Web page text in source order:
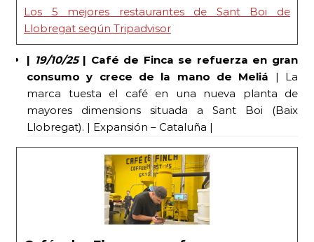
Los 5 mejores restaurantes de Sant Boi de
Llobregat según Tripadvisor
| 19/10/25| Café de Finca se refuerza en gran
consumo y crece de la mano de Meliá | La
marca tuesta el café en una nueva planta de
mayores dimensions situada a Sant Boi (Baix
Llobregat). | Expansión – Cataluña |